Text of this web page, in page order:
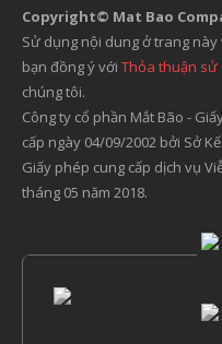
Copyright© Mat Bao
Sử dụng nội dung ở trang này
bạn đồng ý với Thỏa thuận sử
chúng tôi.
Công ty cổ phần Mắt Bão -
cấp ngày 04/09/2002 bởi Sở
Giấy phép cung cấp dịch vụ
tháng 05 năm 2018.